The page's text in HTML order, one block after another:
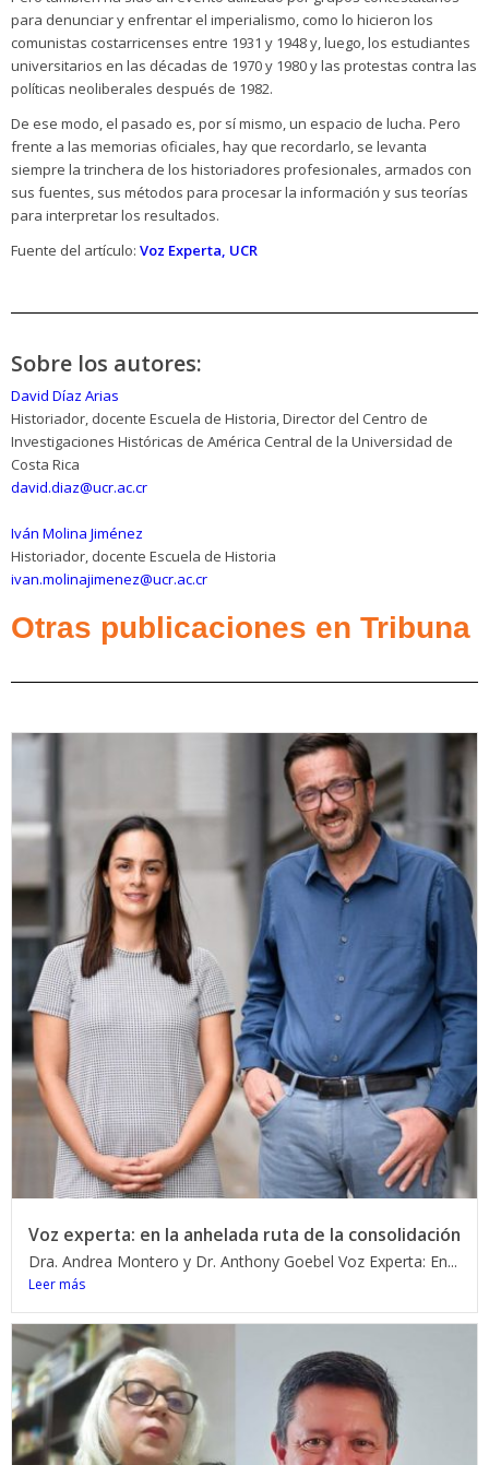
para denunciar y enfrentar el imperialismo, como lo hicieron los
comunistas costarricenses entre 1931 y 1948 y, luego, los estudiantes
universitarios en las décadas de 1970 y 1980 y las protestas contra las
políticas neoliberales después de 1982.
De ese modo, el pasado es, por sí mismo, un espacio de lucha. Pero
frente a las memorias oficiales, hay que recordarlo, se levanta
siempre la trinchera de los historiadores profesionales, armados con
sus fuentes, sus métodos para procesar la información y sus teorías
para interpretar los resultados.
Fuente del artículo: Voz Experta, UCR
Sobre los autores:
David Díaz Arias
Historiador, docente Escuela de Historia, Director del Centro de
Inνestigaciones Históricas de América Central de la Uniνersidad de
Costa Rica
david.diaz@ucr.ac.cr
Iván Molina Jiménez
Historiador, docente Escuela de Historia
ivan.molinajimenez@ucr.ac.cr
Otras publicaciones en Tribuna
Voz experta: en la anhelada ruta de la consolidación
Dra. Andrea Montero y Dr. Anthony Goebel Voz Experta: En...
Leer más